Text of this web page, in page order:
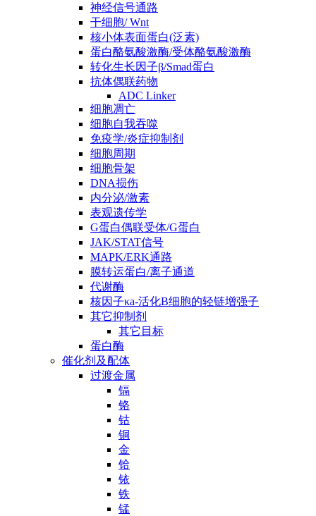
神经信号通路
干细胞/ Wnt
核小体表面蛋白(泛素)
蛋白酪氨酸激酶/受体酪氨酸激酶
转化生长因子β/Smad蛋白
抗体偶联药物
ADC Linker
细胞凋亡
细胞自我吞噬
免疫学/炎症抑制剂
细胞周期
细胞骨架
DNA损伤
内分泌/激素
表观遗传学
G蛋白偶联受体/G蛋白
JAK/STAT信号
MAPK/ERK通路
膜转运蛋白/离子通道
代谢酶
核因子κa-活化B细胞的轻链增强子
其它抑制剂
其它目标
蛋白酶
催化剂及配体
过渡金属
镉
铬
钴
铜
金
铪
铱
铁
锰